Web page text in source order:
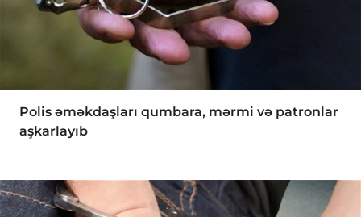
Polis əməkdaşları qumbara, mərmi və patronlar
aşkarlayıb